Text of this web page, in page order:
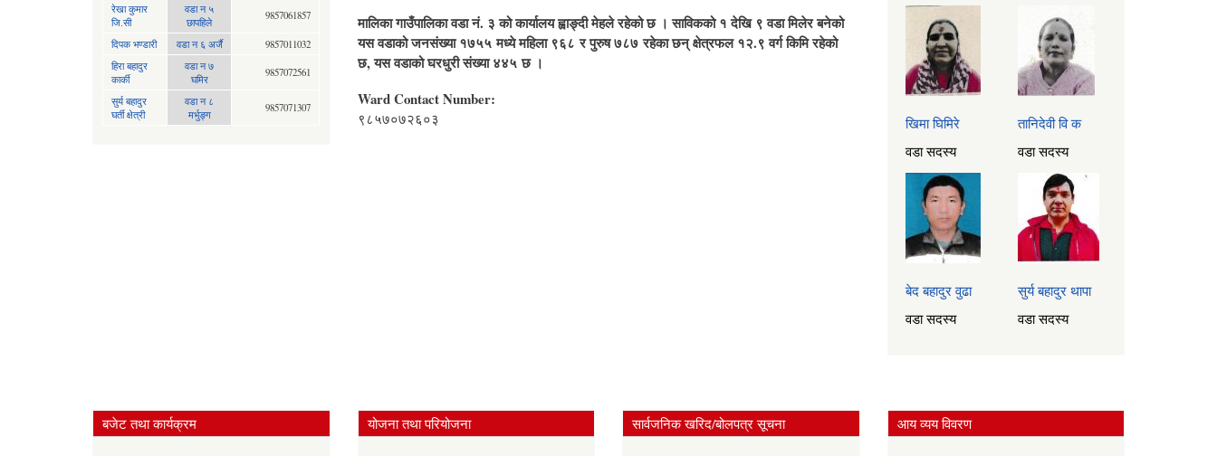
रेखा कुमार
जि.सी
वडा न ५
छापहिले
9857061857
दिपक भण्डारी वडा न ६ अर्जै
9857011032
हिरा बहादुर
कार्की
वडा न ७
घमिर
9857072561
सुर्य बहादुर
घर्ती क्षेत्री
वडा न ८
मर्भुङ्ग
9857071307
मालिका गाउँपालिका वडा नं. ३ को कार्यालय ह्वाङ्दी मेहले रहेको छ । साविकको १ देखि ९ वडा मिलेर बनेको
यस वडाको जनसंख्या १७५५ मध्ये महिला ९६८ र पुरुष ७८७ रहेका छन् क्षेत्रफल १२.९ वर्ग किमि रहेको
छ, यस वडाको घरधुरी संख्या ४४५ छ ।
Ward Contact Number:
९८५७०७२६०३
खिमा घिमिरे
वडा सदस्य
तानिदेवी वि क
वडा सदस्य
बेद बहादुर वुढा
वडा सदस्य
सुर्य बहादुर थापा
वडा सदस्य
बजेट तथा कार्यक्रम योजना तथा परियोजना सार्वजनिक खरिद/बोलपत्र सूचना आय व्यय विवरण